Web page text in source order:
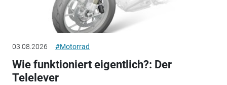
03.08.2026 #Motorrad
Wie funktioniert eigentlich?: Der
Telelever